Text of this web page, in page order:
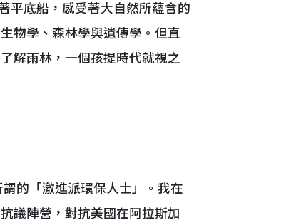
平底船，感受著大自然所蘊含的
物學、森林學與遺傳學。但直
解雨林，一個孩提時代就視之
的「激進派環保人士」。我在
議陣營，對抗美國在阿拉斯加